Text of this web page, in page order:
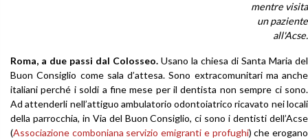
mentre visita
un paziente
all'Acse.
Roma, a due passi dal Colosseo. Usano la chiesa di Santa Maria del
Buon Consiglio come sala d’attesa. Sono extracomunitari ma anche
italiani perché i soldi a fine mese per il dentista non sempre ci sono.
Ad attenderli nell’attiguo ambulatorio odontoiatrico ricavato nei locali
della parrocchia, in Via del Buon Consiglio, ci sono i dentisti dell’Acse
(Associazione comboniana servizio emigranti e profughi) che erogano